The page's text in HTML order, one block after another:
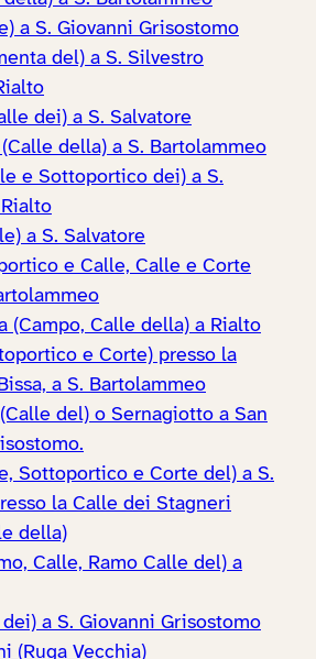
a S. Giovanni Grisostomo
del) a S. Silvestro
dei) a S. Salvatore
della) a S. Bartolammeo
e Sottoportico dei) a S.
a S. Salvatore
e Calle, Calle e Corte
(Campo, Calle della) a Rialto
e Corte) presso la
a S. Bartolammeo
del) o Sernagiotto a San
Sottoportico e Corte del) a S.
la Calle dei Stagneri
della)
Calle, Ramo Calle del) a
a S. Giovanni Grisostomo
(Ruga Vecchia)